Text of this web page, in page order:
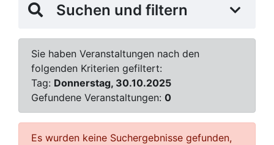
Suchen und filtern
Sie haben Veranstaltungen nach den
folgenden Kriterien gefiltert:
Tag: Donnerstag, 30.10.2025
Gefundene Veranstaltungen: 0
Es wurden keine Suchergebnisse gefunden,